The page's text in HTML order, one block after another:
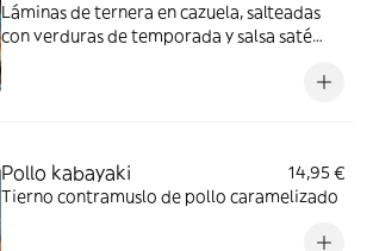
Láminas de ternera en cazuela, salteadas
con verduras de temporada y salsa saté
Pollo kabayaki
14,95 €
Tierno contramuslo de pollo caramelizado